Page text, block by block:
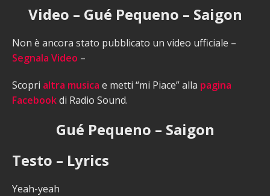
Video – Gué Pequeno – Saigon
Non è ancora stato pubblicato un video ufficiale –
Segnala Video –
Scopri altra musica e metti “mi Piace” alla pagina
Facebookdi Radio Sound.
Gué Pequeno – Saigon
Testo – Lyrics
Yeah-yeah